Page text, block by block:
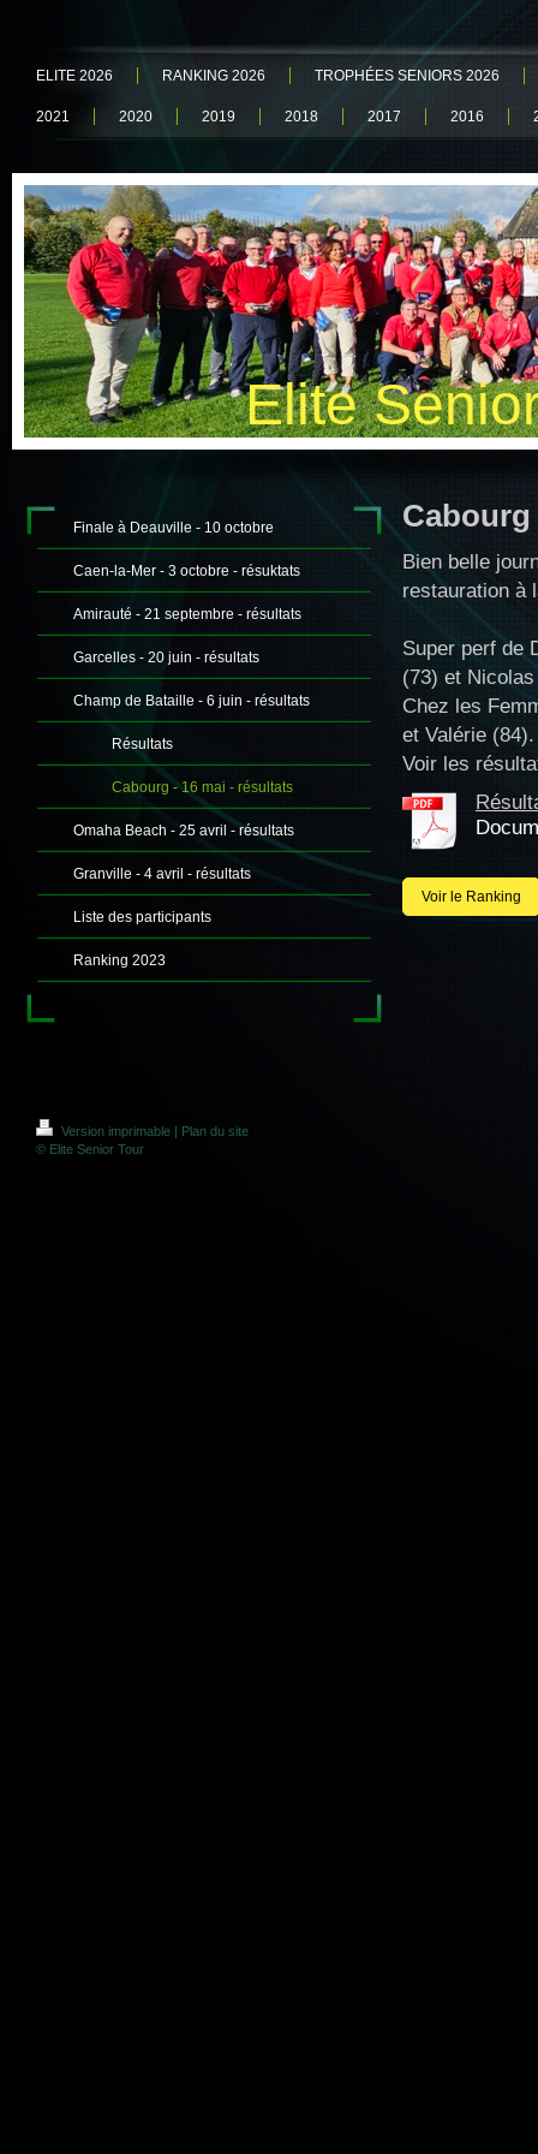
ELITE 2026 RANKING 2026 TROPHÉES SENIORS 2026
2021 2020 2019 2018 2017 2016
Elite
Finale à Deauville - 10 octobre
Caen-la-Mer - 3 octobre - résuktats
Amirauté - 21 septembre - résultats
Garcelles - 20 juin - résultats
Champ de Bataille - 6 juin - résultats
Résultats
Cabourg - 16 mai - résultats
Omaha Beach - 25 avril - résultats
Granville - 4 avril - résultats
Liste des participants
Ranking 2023
Bien belle
restauration à
Super perf de
(73) et
Chez les
et Valérie (84).
Voir les
Voir le Ranking
Version imprimable | Plan du site
© Elite Senior Tour